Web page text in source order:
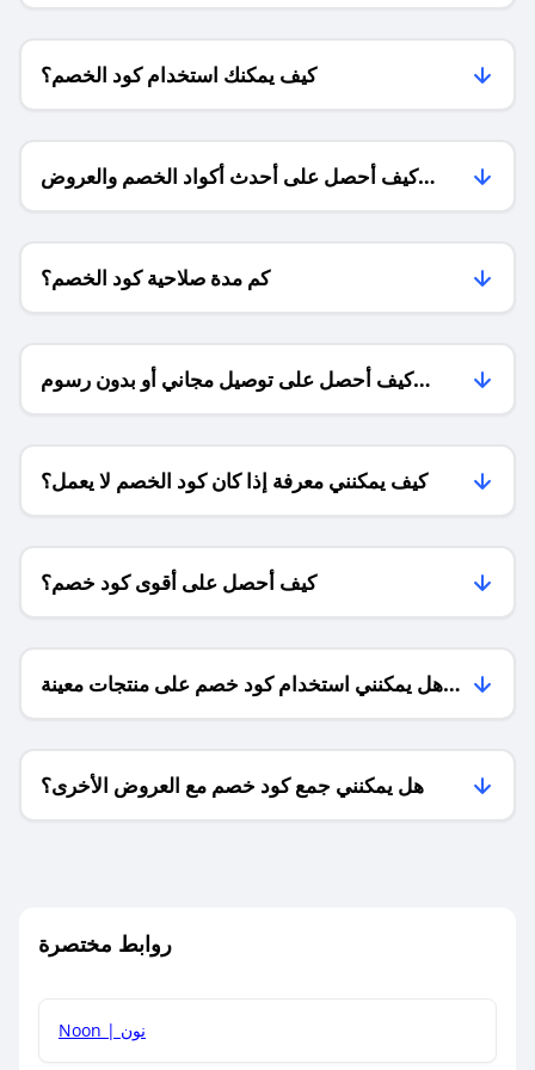
كيف يمكنك استخدام كود الخصم؟
كيف أحصل على أحدث أكواد الخصم والعروض
للمتاجر؟
كم مدة صلاحية كود الخصم؟
كيف أحصل على توصيل مجاني أو بدون رسوم
الشحن ؟
كيف يمكنني معرفة إذا كان كود الخصم لا يعمل؟
كيف أحصل على أقوى كود خصم؟
هل يمكنني استخدام كود خصم على منتجات معينة
فقط؟
هل يمكنني جمع كود خصم مع العروض الأخرى؟
روابط مختصرة
Noon | نون